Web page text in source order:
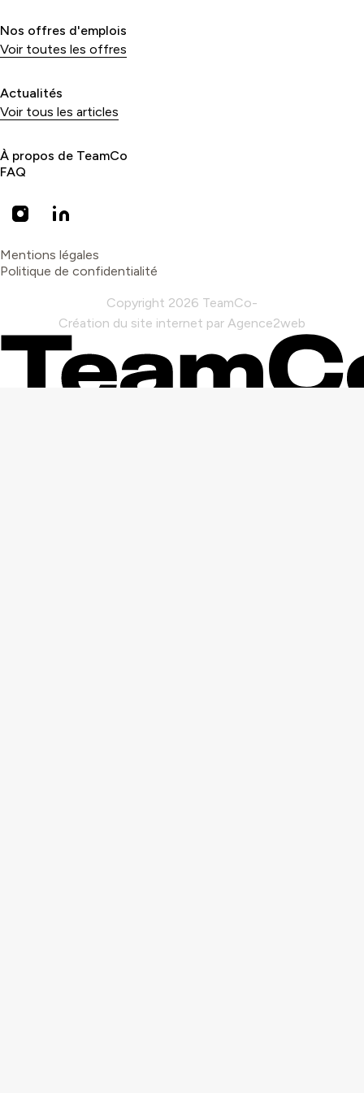
Nos offres d'emplois
Voir toutes les offres
Actualités
Voir tous les articles
À propos de TeamCo
FAQ
Mentions légales
Politique de confidentialité
Copyright 2026 TeamCo
Création du site internet par Agence2web